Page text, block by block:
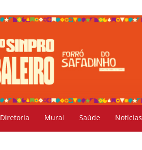
Diretoria Mural Saúde Notícias